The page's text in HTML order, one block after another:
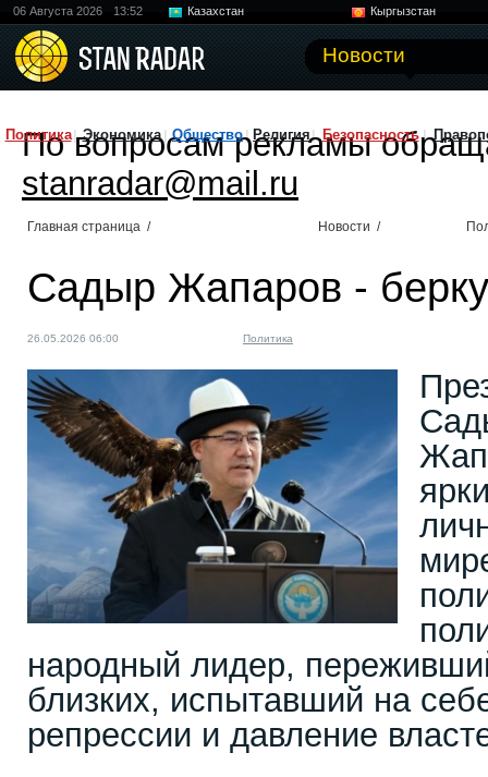
06 Августа 2026 13:52 Казахстан
Кыргызстан
Новости
Политика Экономика Общество Религия Безопасность
По вопросам рекламы
stanradar@mail.ru
Главная страница / Новости /
Садыр Жапаров -
26.05.2026 06:00 Политика
народный лидер,
близких, испытавший на
репрессии и давление